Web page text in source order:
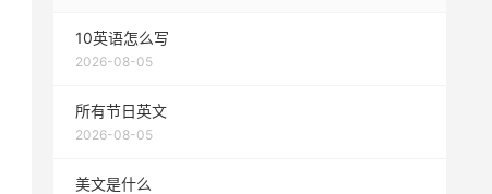
10英语怎么写
2026-08-05
所有节日英文
2026-08-05
美文是什么